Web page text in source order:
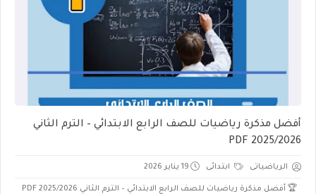
أفضل مذكرة رياضيات للصف الرابع الابتدائي – الترم الثاني
2025/2026 PDF
الرياضياتى ابتدائى 19 يناير 2026
🏆 أفضل مذكرة رياضيات للصف الرابع الابتدائي – الترم الثاني 2025/2026 PDF